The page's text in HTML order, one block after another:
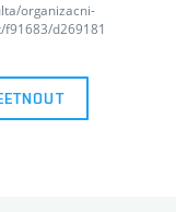
organizacni-
d269181